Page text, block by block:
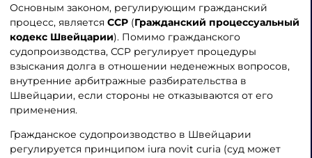
Основным законом, регулирующим гражданский
процесс, является CCP (Гражданский процессуальный
кодекс Швейцарии). Помимо гражданского
судопроизводства, CCP регулирует процедуры
взыскания долга в отношении неденежных вопросов,
внутренние арбитражные разбирательства в
Швейцарии, если стороны не отказываются от его
применения.
Гражданское судопроизводство в Швейцарии
регулируется принципом iura novit curia (суд может